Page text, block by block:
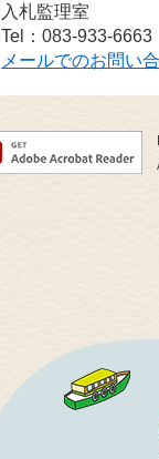
入札監理室
Tel：083-933-6663
メールでのお問い